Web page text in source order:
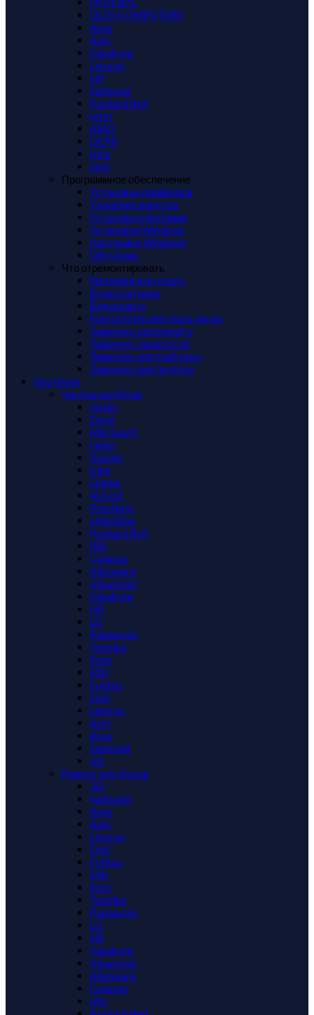
OLDI COMPUTERS
Asus
Acer
Gigabyte
Lenovo
HP
Samsung
Packard Bell
Intel
AMD
DEXP
Irbis
Dell
Программное обеспечение
Установка драйверов
Удаление вирусов
Установка программ
Установка Windows
Настройка Windows
Обучение
Что отремонтировать
Материнскую плату
Блока питания
Видеокарту
Контроллер жёсткого диска
Заменить видеокарту
Заменить процессор
Заменить жесткий диск
Заменить вентилятор
Ноутбуки
Чистка ноутбука
Getac
Dexp
Microsoft
Haier
Xiaomi
Irbis
Digma
4Good
Prestigio
eMachine
Packard Bell
IRU
Compaq
Alienware
Viewsonic
Gigabyte
HP
LG
Panasonic
Toshiba
Sony
MSI
Fujitsu
Dell
Lenovo
Acer
Asus
Samsung
3Q
Ремонт ноутбуков
3Q
Samsung
Asus
Acer
Lenovo
Dell
Fujitsu
MSI
Sony
Toshiba
Panasonic
LG
HP
Gigabyte
Viewsonic
Alienware
Compaq
IRU